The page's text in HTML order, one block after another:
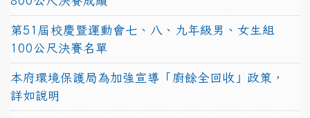
第51屆校慶暨運動會七、八、九年級男、女生組
100公尺決賽名單
本府環境保護局為加強宣導「廚餘全回收」政策，
詳如說明